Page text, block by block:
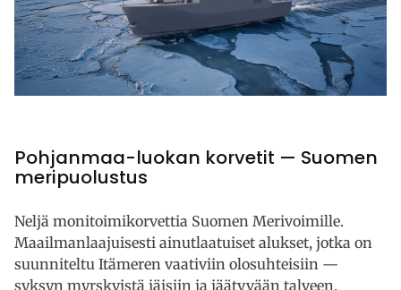
Pohjanmaa-luokan korvetit — Suomen
meripuolustus
Neljä monitoimikorvettia Suomen Merivoimille.
Maailmanlaajuisesti ainutlaatuiset alukset, jotka on
suunniteltu Itämeren vaativiin olosuhteisiin —
syksyn myrskyistä jäisiin ja jäätyvään talveen.